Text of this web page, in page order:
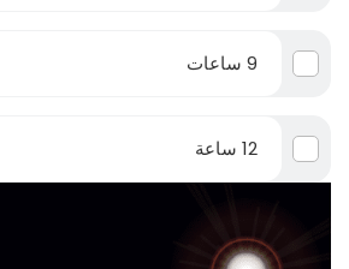
9 ساعات
12 ساعة